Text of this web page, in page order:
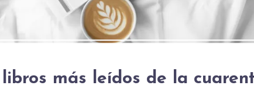
libros más leídos de la